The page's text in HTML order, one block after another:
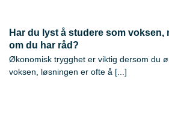
Har du lyst å studere som voksen,
om du har råd?
Økonomisk trygghet er viktig dersom du
voksen, løsningen er ofte å [...]